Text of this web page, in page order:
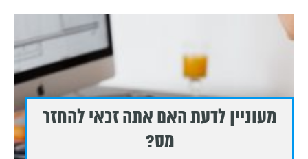
מעוניין לדעת האם אתה זכאי להחזר
מס?